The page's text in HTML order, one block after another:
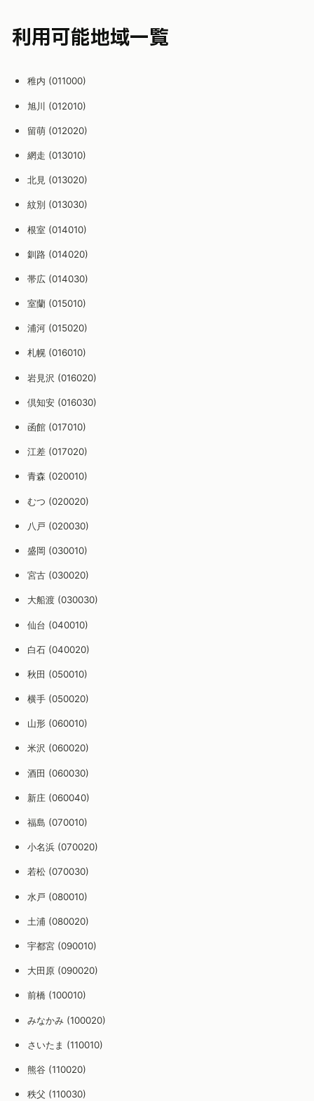
利用可能地域一覧
稚内 (011000)
旭川 (012010)
留萌 (012020)
網走 (013010)
北見 (013020)
紋別 (013030)
根室 (014010)
釧路 (014020)
帯広 (014030)
室蘭 (015010)
浦河 (015020)
札幌 (016010)
岩見沢 (016020)
倶知安 (016030)
函館 (017010)
江差 (017020)
青森 (020010)
むつ (020020)
八戸 (020030)
盛岡 (030010)
宮古 (030020)
大船渡 (030030)
仙台 (040010)
白石 (040020)
秋田 (050010)
横手 (050020)
山形 (060010)
米沢 (060020)
酒田 (060030)
新庄 (060040)
福島 (070010)
小名浜 (070020)
若松 (070030)
水戸 (080010)
土浦 (080020)
宇都宮 (090010)
大田原 (090020)
前橋 (100010)
みなかみ (100020)
さいたま (110010)
熊谷 (110020)
秩父 (110030)